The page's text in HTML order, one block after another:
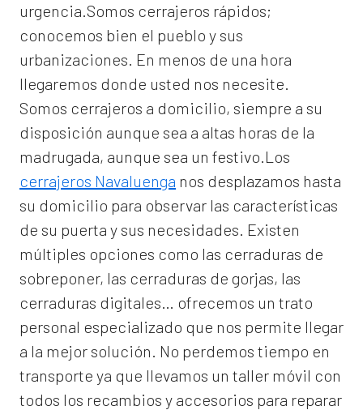
urgencia.Somos cerrajeros rápidos;
conocemos bien el pueblo y sus
urbanizaciones. En menos de una hora
llegaremos donde usted nos necesite.
Somos cerrajeros a domicilio, siempre a su
disposición aunque sea a altas horas de la
madrugada, aunque sea un festivo.Los
cerrajeros Navaluenga nos desplazamos hasta
su domicilio para observar las características
de su puerta y sus necesidades. Existen
múltiples opciones como las cerraduras de
sobreponer, las cerraduras de gorjas, las
cerraduras digitales… ofrecemos un trato
personal especializado que nos permite llegar
a la mejor solución. No perdemos tiempo en
transporte ya que llevamos un taller móvil con
todos los recambios y accesorios para reparar